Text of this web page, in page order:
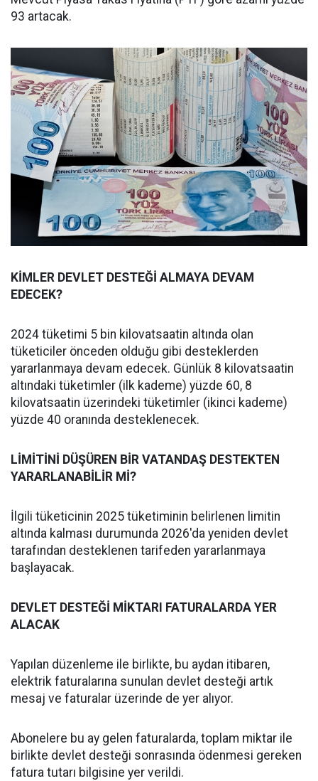
93 artacak.
KİMLER DEVLET DESTEĞİ ALMAYA DEVAM
EDECEK?
2024 tüketimi 5 bin kilovatsaatin altında olan
tüketiciler önceden olduğu gibi desteklerden
yararlanmaya devam edecek. Günlük 8 kilovatsaatin
altındaki tüketimler (ilk kademe) yüzde 60, 8
kilovatsaatin üzerindeki tüketimler (ikinci kademe)
yüzde 40 oranında desteklenecek.
LİMİTİNİ DÜŞÜREN BİR VATANDAŞ DESTEKTEN
YARARLANABİLİR Mİ?
İlgili tüketicinin 2025 tüketiminin belirlenen limitin
altında kalması durumunda 2026'da yeniden devlet
tarafından desteklenen tarifeden yararlanmaya
başlayacak.
DEVLET DESTEĞİ MİKTARI FATURALARDA YER
ALACAK
Yapılan düzenleme ile birlikte, bu aydan itibaren,
elektrik faturalarına sunulan devlet desteği artık
mesaj ve faturalar üzerinde de yer alıyor.
Abonelere bu ay gelen faturalarda, toplam miktar ile
birlikte devlet desteği sonrasında ödenmesi gereken
fatura tutarı bilgisine yer verildi.